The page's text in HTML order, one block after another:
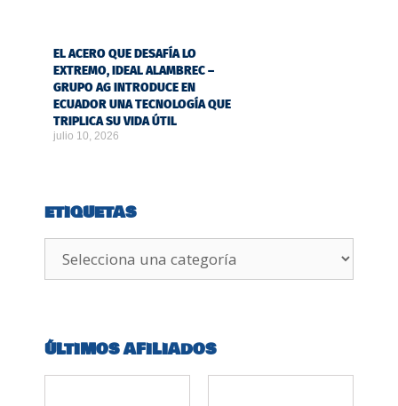
EL ACERO QUE DESAFÍA LO
EXTREMO, IDEAL ALAMBREC –
GRUPO AG INTRODUCE EN
ECUADOR UNA TECNOLOGÍA QUE
TRIPLICA SU VIDA ÚTIL
julio 10, 2026
ETIQUETAS
ÚLTIMOS AFILIADOS